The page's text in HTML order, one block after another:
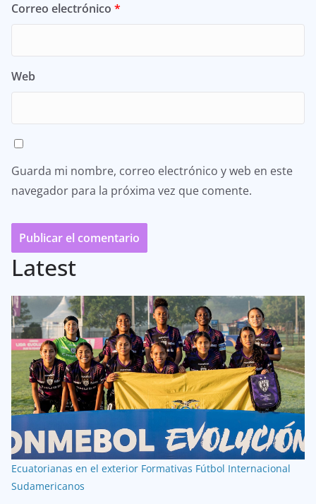
Correo electrónico *
Web
Guarda mi nombre, correo electrónico y web en este
navegador para la próxima vez que comente.
Latest
Ecuatorianas en el exterior Formativas Fútbol Internacional
Sudamericanos